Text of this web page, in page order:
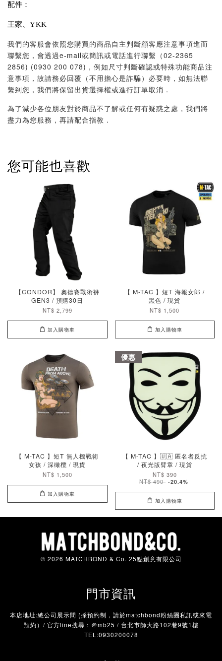
配件：
王家、YKK
我們的客服會依照您購買的商品自主判斷顧客應注意事項進而
聯繫您，會透過e-mail或簡訊或電話進行聯繫（02-2365
2856) (0930 200 078)，例如尺寸判斷確認或特殊功能商品注
意事項，故請務必回覆（不用擔心是詐騙）必要時，如無法聯
繫到您，我們將保留出貨選擇權或進行訂單取消．
為了減少各位朋友對於商品不了解或任何有疑惑之處，我們將
盡力為您服務，再請配合指教．
您可能也喜歡
【CONDOR】 奧德賽戰術褲
GEN3 / 預購30日
NT$ 2,799
加入購物車
【 M-TAC 】短T 海報女郎 /
黑色 / 現貨
NT$ 1,500
加入購物車
【 M-TAC 】短T 無人機戰術
女孩 / 深橄欖 / 現貨
NT$ 1,500
加入購物車
優惠
【 M-TAC 】🇺🇦 匿名者反抗
/ 夜光版臂章 / 現貨
NT$ 390
NT$ 490 -20.4%
加入購物車
© 2026 MATCHBOND & Co. 25點創意有限公司
門市資訊
本店地址:總公司展示間 (採預約制，請於matchbond粉絲團私訊或來電
預約）/ 官方line搜尋：＠mb25 / 台北市師大路102巷9號1樓
TEL:0930200078